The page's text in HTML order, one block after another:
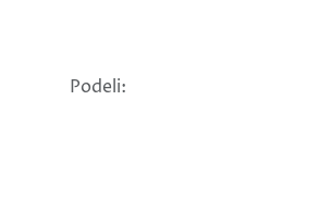
Podeli: